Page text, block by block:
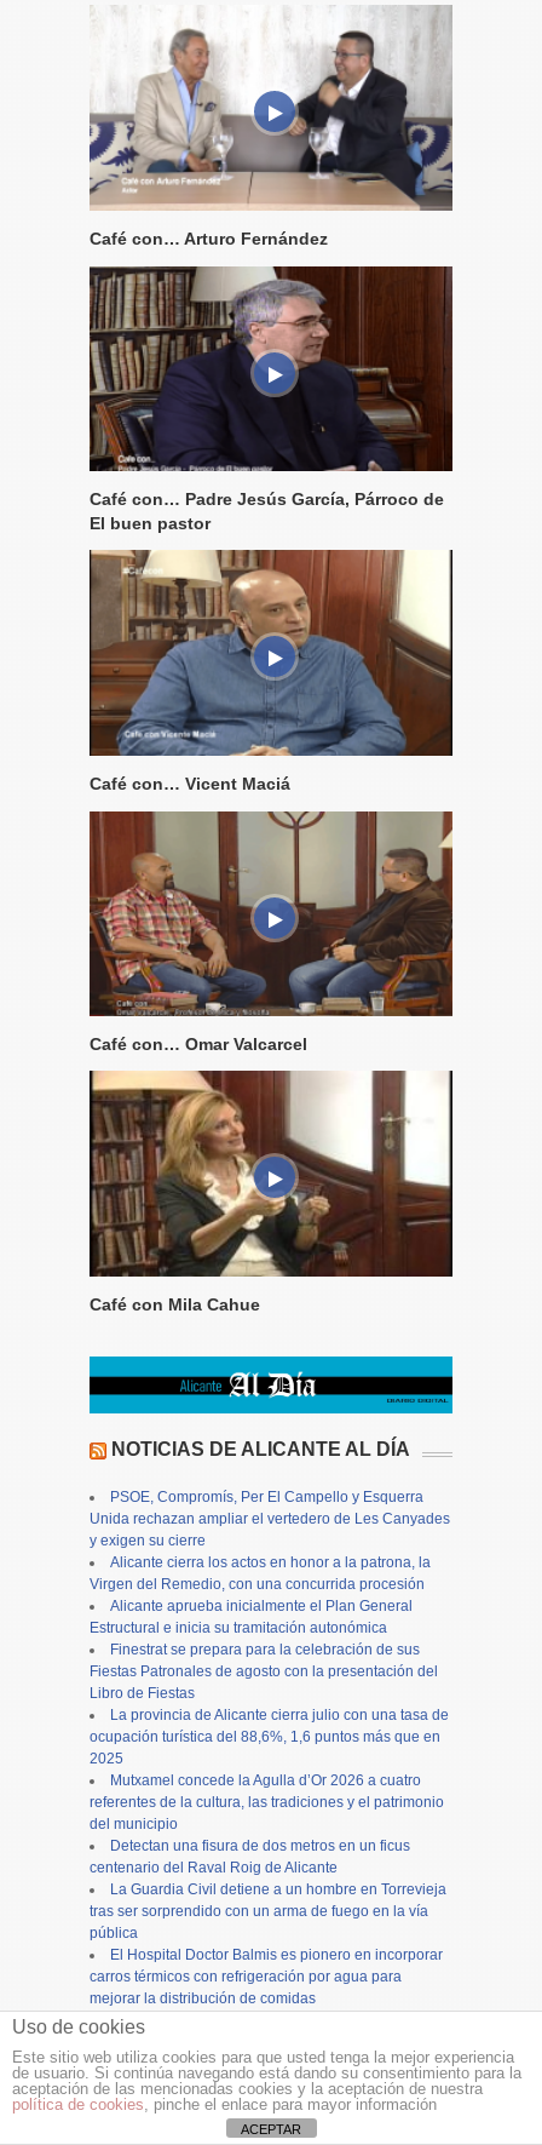
Café con… Arturo Fernández
Café con… Padre Jesús García, Párroco de
El buen pastor
Café con… Vicent Maciá
Café con… Omar Valcarcel
Café con Mila Cahue
NOTICIAS DE ALICANTE AL DÍA
PSOE, Compromís, Per El Campello y Esquerra
Unida rechazan ampliar el vertedero de Les Canyades
y exigen su cierre
Alicante cierra los actos en honor a la patrona, la
Virgen del Remedio, con una concurrida procesión
Alicante aprueba inicialmente el Plan General
Estructural e inicia su tramitación autonómica
Finestrat se prepara para la celebración de sus
Fiestas Patronales de agosto con la presentación del
Libro de Fiestas
La provincia de Alicante cierra julio con una tasa de
ocupación turística del 88,6%, 1,6 puntos más que en
2025
Mutxamel concede la Agulla d’Or 2026 a cuatro
referentes de la cultura, las tradiciones y el patrimonio
del municipio
Detectan una fisura de dos metros en un ficus
centenario del Raval Roig de Alicante
La Guardia Civil detiene a un hombre en Torrevieja
tras ser sorprendido con un arma de fuego en la vía
pública
El Hospital Doctor Balmis es pionero en incorporar
carros térmicos con refrigeración por agua para
mejorar la distribución de comidas
Buscan en Benidorm a los familiares de una urna
supermercado
Copyright © 12tv y12endigital.es
Uso de cookies
Este sitio web utiliza cookies para que usted tenga la mejor experiencia
de usuario. Si continúa navegando está dando su consentimiento para la
aceptación de las mencionadas cookies y la aceptación de nuestra
política de cookies, pinche el enlace para mayor información
ACEPTAR